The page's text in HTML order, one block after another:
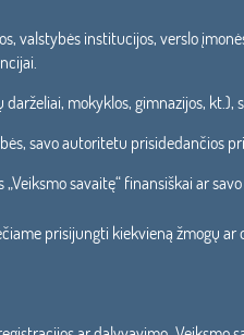
valstybės institucijos, verslo
mokyklos, gimnazijos,
savo autoritetu prisidedančios
savaitę“ finansiškai ar
prisijungti kiekvieną